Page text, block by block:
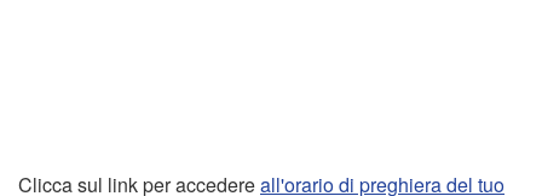
Clicca sul link per accedereall'orario di preghiera del tuo